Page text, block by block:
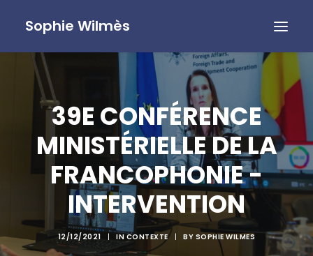
Sophie Wilmès
39E CONFÉRENCE
MINISTÉRIELLE DE LA
FRANCOPHONIE -
INTERVENTION
12/12/2021 | IN CONTEXTE | BY SOPHIE WILMES